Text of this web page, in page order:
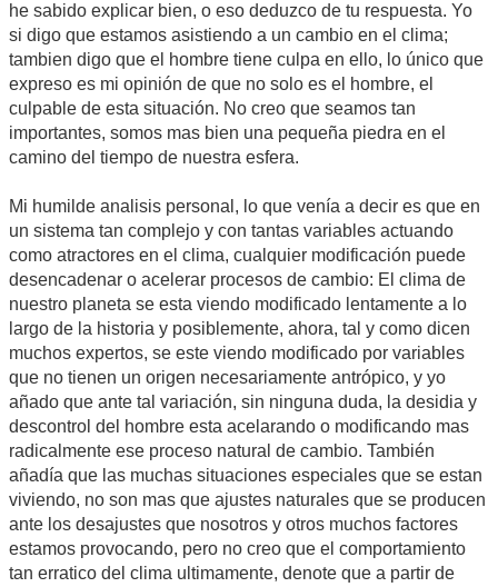
he sabido explicar bien, o eso deduzco de tu respuesta. Yo
si digo que estamos asistiendo a un cambio en el clima;
tambien digo que el hombre tiene culpa en ello, lo único que
expreso es mi opinión de que no solo es el hombre, el
culpable de esta situación. No creo que seamos tan
importantes, somos mas bien una pequeña piedra en el
camino del tiempo de nuestra esfera.
Mi humilde analisis personal, lo que venía a decir es que en
un sistema tan complejo y con tantas variables actuando
como atractores en el clima, cualquier modificación puede
desencadenar o acelerar procesos de cambio: El clima de
nuestro planeta se esta viendo modificado lentamente a lo
largo de la historia y posiblemente, ahora, tal y como dicen
muchos expertos, se este viendo modificado por variables
que no tienen un origen necesariamente antrópico, y yo
añado que ante tal variación, sin ninguna duda, la desidia y
descontrol del hombre esta acelarando o modificando mas
radicalmente ese proceso natural de cambio. También
añadía que las muchas situaciones especiales que se estan
viviendo, no son mas que ajustes naturales que se producen
ante los desajustes que nosotros y otros muchos factores
estamos provocando, pero no creo que el comportamiento
tan erratico del clima ultimamente, denote que a partir de